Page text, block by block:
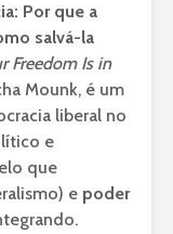
Por que a
salvá-la
Freedom Is in
Mounk, é um
liberal no
e
que
e poder